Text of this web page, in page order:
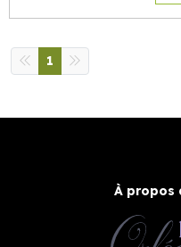
1
À propos